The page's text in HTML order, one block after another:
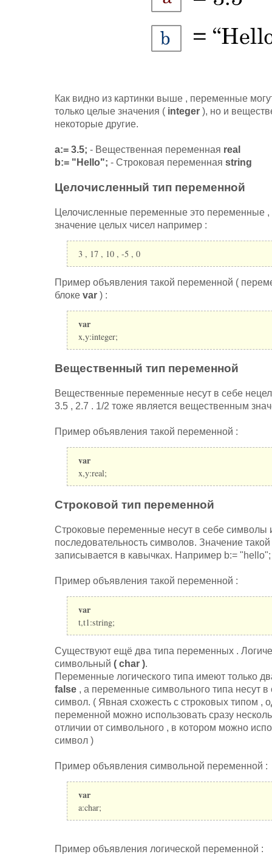
Как видно из картинки выше , переменные
только целые значения ( integer ), но и
некоторые другие.
a:= 3.5; - Вещественная переменная real
b:= "Hello"; - Строковая переменная string
Целочисленный тип переменной
Целочисленные переменные это переменные ,
значение целых чисел например :
3 , 17 , 10 , -5 , 0
Пример объявления такой переменной (
блоке var ) :
var
x,y:integer;
Вещественный тип переменной
Вещественные переменные несут в себе
3.5 , 2.7 . 1/2 тоже является вещественным
Пример объявления такой переменной :
var
x,y:real;
Строковой тип переменной
Строковые переменные несут в себе символы
последовательность символов. Значение
записывается в кавычках. Например b:= "hello";
Пример объявления такой переменной :
var
t,t1:string;
Существуют ещё два типа переменных .
символьный ( char ).
Переменные логического типа имеют только
false , а переменные символьного типа несут в
символ. ( Явная схожесть с строковых типом ,
переменной можно использовать сразу
отличии от символьного , в котором можно
символ )
Пример объявления символьной переменной :
var
a:char;
Пример объявления логической переменной :